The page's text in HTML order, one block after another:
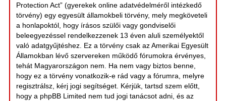
Protection Act” (gyerekek online adatvédelméről intézkedő
törvény) egy egyesült államokbeli törvény, mely megköveteli
a honlapoktól, hogy írásos szülői vagy gondviselői
beleegyezéssel rendelkezzenek 13 éven aluli személyektől
való adatgyűjtéshez. Ez a törvény csak az Amerikai Egyesült
Államokban lévő szervereken működő fórumokra érvényes,
tehát Magyarországon nem. Ha nem vagy biztos benne,
hogy ez a törvény vonatkozik-e rád vagy a fórumra, melyre
regisztrálsz, kérj jogi segítséget. Kérjük, tartsd szem előtt,
hogy a phpBB Limited nem tud jogi tanácsot adni, és az